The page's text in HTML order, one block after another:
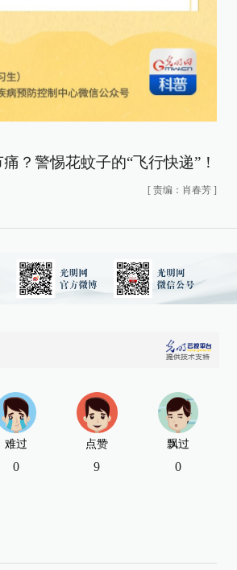
？警惕花蚊子的“飞行快递”！
[ 责编：肖春芳 ]
难过
0
点赞
9
飘过
0